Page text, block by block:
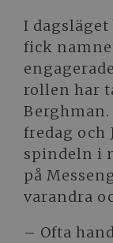
I
fick
rollen har
fredag och
spindeln i
på
varandra
– Ofta